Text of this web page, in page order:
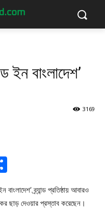
ইন বাংলাদেশ’
3169
ব্র্যান্ড প্রতিষ্ঠায় আবারও
ছাড় দেওয়ার প্রস্তাব করেছেন।